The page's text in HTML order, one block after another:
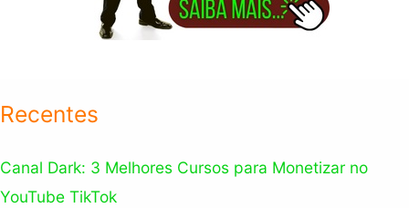
Recentes
Canal Dark: 3 Melhores Cursos para Monetizar no
YouTube TikTok